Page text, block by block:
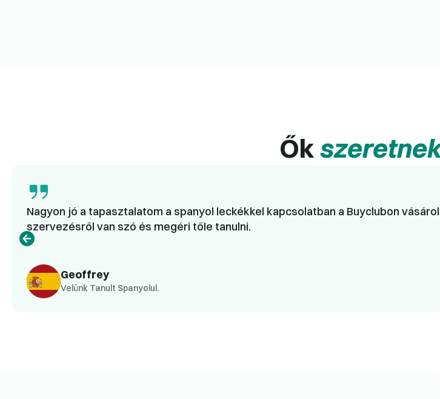
Ők
Geoffrey
Velünk Tanult Spanyolul.
Nagyon jó a tapasztalatom a spanyol leckékkel kapcsolatban a Buyclubon
szervezésről van szó és megéri tőle tanulni.